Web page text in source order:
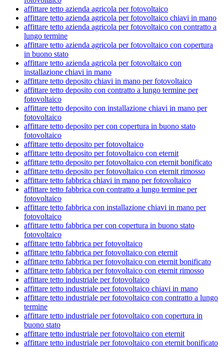
affittare tetto azienda agricola per fotovoltaico
affittare tetto azienda agricola per fotovoltaico chiavi in mano
affittare tetto azienda agricola per fotovoltaico con contratto a
lungo termine
affittare tetto azienda agricola per fotovoltaico con copertura
in buono stato
affittare tetto azienda agricola per fotovoltaico con
installazione chiavi in mano
affittare tetto deposito chiavi in mano per fotovoltaico
affittare tetto deposito con contratto a lungo termine per
fotovoltaico
affittare tetto deposito con installazione chiavi in mano per
fotovoltaico
affittare tetto deposito per con copertura in buono stato
fotovoltaico
affittare tetto deposito per fotovoltaico
affittare tetto deposito per fotovoltaico con eternit
affittare tetto deposito per fotovoltaico con eternit bonificato
affittare tetto deposito per fotovoltaico con eternit rimosso
affittare tetto fabbrica chiavi in mano per fotovoltaico
affittare tetto fabbrica con contratto a lungo termine per
fotovoltaico
affittare tetto fabbrica con installazione chiavi in mano per
fotovoltaico
affittare tetto fabbrica per con copertura in buono stato
fotovoltaico
affittare tetto fabbrica per fotovoltaico
affittare tetto fabbrica per fotovoltaico con eternit
affittare tetto fabbrica per fotovoltaico con eternit bonificato
affittare tetto fabbrica per fotovoltaico con eternit rimosso
affittare tetto industriale per fotovoltaico
affittare tetto industriale per fotovoltaico chiavi in mano
affittare tetto industriale per fotovoltaico con contratto a lungo
termine
affittare tetto industriale per fotovoltaico con copertura in
buono stato
affittare tetto industriale per fotovoltaico con eternit
affittare tetto industriale per fotovoltaico con eternit bonificato